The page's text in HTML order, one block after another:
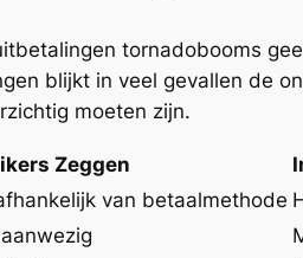
tornadobooms
blijkt in veel gevallen de
moeten zijn.
Zeggen
van betaalmethode